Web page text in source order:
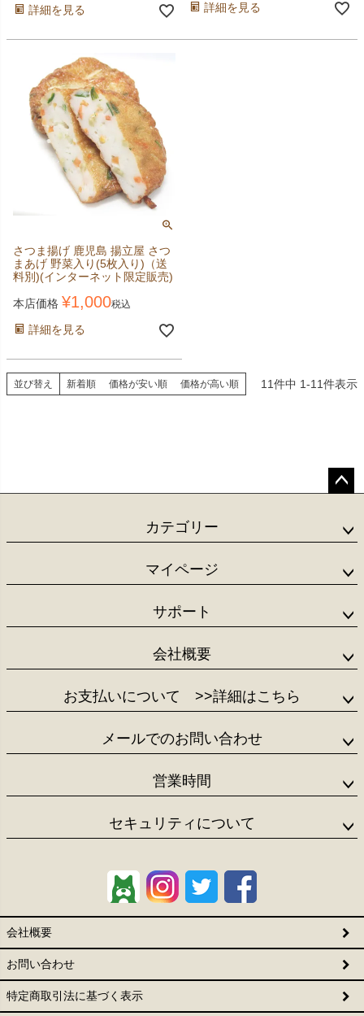
詳細を見る 詳細を見る
さつま揚げ 鹿児島 揚立屋 さつ
まあげ 野菜入り(5枚入り)（送
料別)(インターネット限定販売)
本店価格 ¥1,000税込
詳細を見る
並び替え 新着順 価格が安い順 価格が高い順 11件中 1-11件表示
ップ
カテゴリー
マイページ
サポート
会社概要
お支払いについて >>詳細はこちら
メールでのお問い合わせ
営業時間
セキュリティについて
会社概要
お問い合わせ
特定商取引法に基づく表示